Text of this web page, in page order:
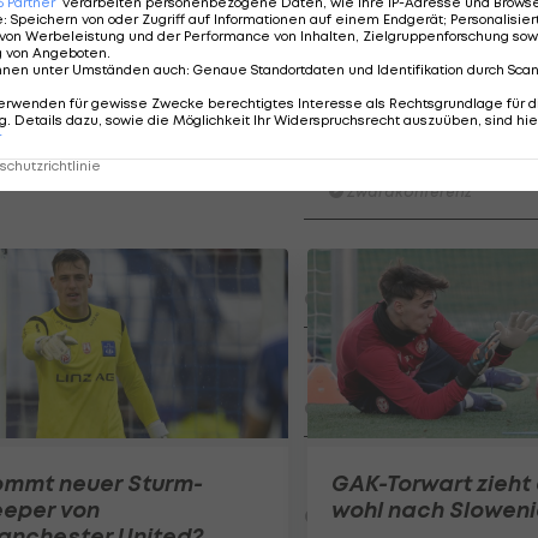
Erwartungen an ihn", sagte Salzburgs
Tirol I #Zwarakonferenz
Zwarakonferenz
Am Stammtisch bei Andy
Stammtisch
I schau a #LigaZWA - Die
Runde)
I schau a LigaZWA
Titelfavorit?
Ansakonferenz
neuer Sturm-
von
GAK-Torwart zieht
wohl nach
: Speichern von oder Zugriff auf Informationen auf einem Endgerät;
Werbeleistung und der Performance von Inhalten, Zielgruppenforschung
von Angeboten.
unter Umständen auch: Genaue Standortdaten und Identifikation durch
für gewisse Zwecke berechtigtes Interesse als Rechtsgrundlage für
Details dazu, sowie die Möglichkeit Ihr Widerspruchsrecht auszuüben, sind